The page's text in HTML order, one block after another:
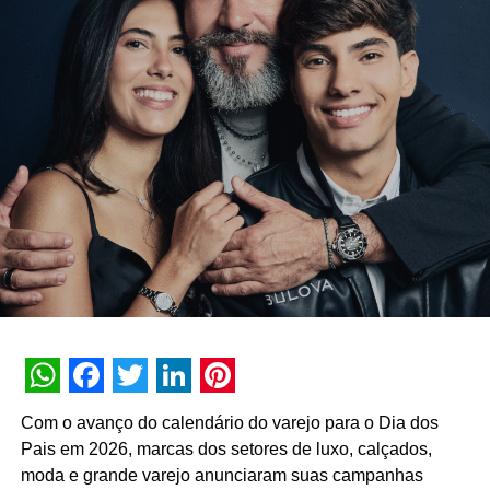
conquistar altos valores com publicidade.
Contratos publicitários pagam milhares em postagens
para perfis com muitos seguidores e o engajamento nas
redes sociais é o ponto de partida para grandes
parceiras, entre marca e influenciador.
Pensando assim, os brothers precisam saber quanto vale
o seu capital social quando forem eliminados e não
quanto dinheiro levam dele. Quanto mais conquistarem o
público fora da casa, mais marcas se aproximarão para
fazerem publicidade.
Na edição 2021, o elenco do BBB está dividido em dois
grupos, Pipoca (anônimos) e Camarote (famosos). Todos
destacar de alguma forma no mundo fora das câmeras.
Marketing de Influência dentro do Big Brother Brasil
WhatsApp
Facebook
Twitter
LinkedIn
Pinterest
Com o avanço do calendário do varejo para o Dia dos
Pais em 2026, marcas dos setores de luxo, calçados,
moda e grande varejo anunciaram suas campanhas